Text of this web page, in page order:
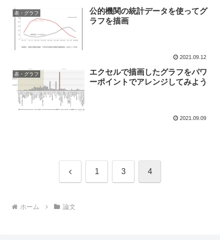
表・グラフ
公的機関の統計データを使ってグ
ラフを描画
2021.09.12
表・グラフ
エクセルで描画したグラフをパワ
ーポイントでアレンジしてみよう
2021.09.09
前 1 3 4
ホーム 論文